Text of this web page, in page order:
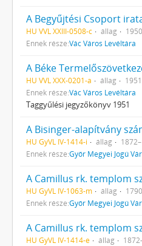
A Begyűjtési Csoport
HU VVL XXIII-0508-c állag
Ennek része:Vác Város Levéltára
A Béke
HU VVL XXX-0201-a állag
1951
Ennek része:Vác Város Levéltára
Taggyűlési jegyzőkönyv 1951
A Bisinger-alapítvány
HU GyVL IV-1414-i állag
Ennek része:Győr Megyei Jogú
A Camillus rk. templom
HU GyVL IV-1063-m állag
Ennek része:Győr Megyei Jogú
A Camillus rk. templom
HU GyVL IV-1414-e állag